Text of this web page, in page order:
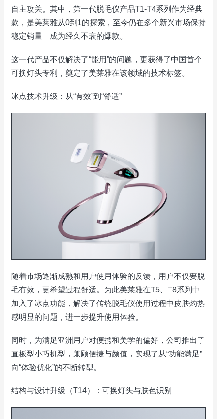
自主攻关。其中，第一代脱毛仪产品T1-T4系列作为经典
款，是美莱雅从0到1的探索，至今仍在多个新兴市场保持
稳定销量，成为经久不衰的爆款。
这一代产品不仅解决了“能用”的问题，更获得了中国首个
可换灯头专利，奠定了美莱雅在该领域的技术标签。
冰点技术升级：从“有效”到“舒适”
随着市场逐渐成熟和用户使用体验的反馈，用户不仅要脱
毛有效，更希望过程舒适。为此美莱雅在T5、T8系列中
加入了冰点功能，解决了传统脱毛仪使用过程中皮肤灼热
感明显的问题，进一步提升使用体验。
同时，为满足亚洲用户对便携和美学的偏好，公司推出了
直板型小巧机型，兼顾便捷与颜值，实现了从“功能满足”
向“体验优化”的不断转型。
结构与设计升级（T14）：可换灯头与肤色识别